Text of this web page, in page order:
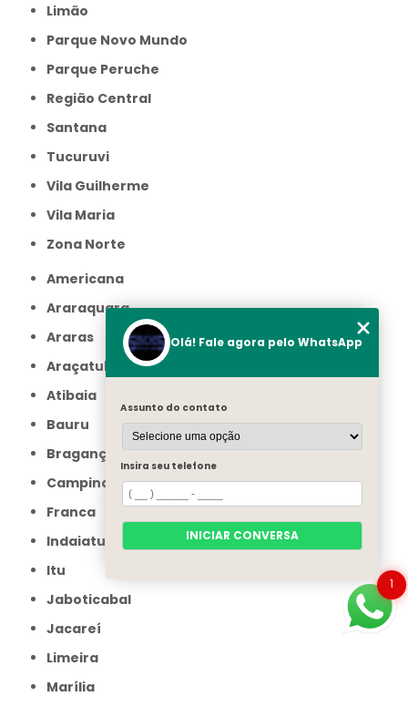
Limão
Parque Novo Mundo
Parque Peruche
Região Central
Santana
Tucuruvi
Vila Guilherme
Vila Maria
Zona Norte
Americana
Araraquara
Araras
Araçatuba
Atibaia
Bauru
Bragança Paulista
Campinas
Franca
Indaiatuba
Itu
Jaboticabal
Jacareí
Limeira
Marília
1
Olá! Fale agora pelo WhatsApp
Assunto do contato
Insira seu telefone
INICIAR CONVERSA